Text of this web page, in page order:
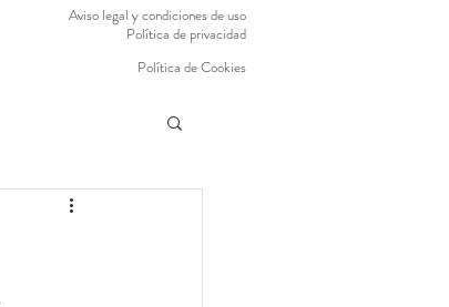
Aviso legal y condiciones de uso
Política de privacidad
Política de Cookies